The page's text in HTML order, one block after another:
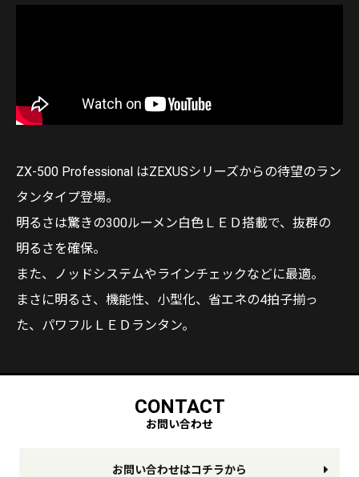
ZX-500 Professional はZEXUSシリーズからの待望のラン
タンタイプ登場。
明るさは驚きの300ルーメン白色ＬＥＤ搭載で、抜群の
明るさを確保。
また、ノッドシステムやラインチェックなどに最適。
まさに明るさ、機能性、小型化、省エネの4拍子揃っ
た、パワフルＬＥＤランタン。
CONTACT
お問い合わせ
お問い合わせはコチラから